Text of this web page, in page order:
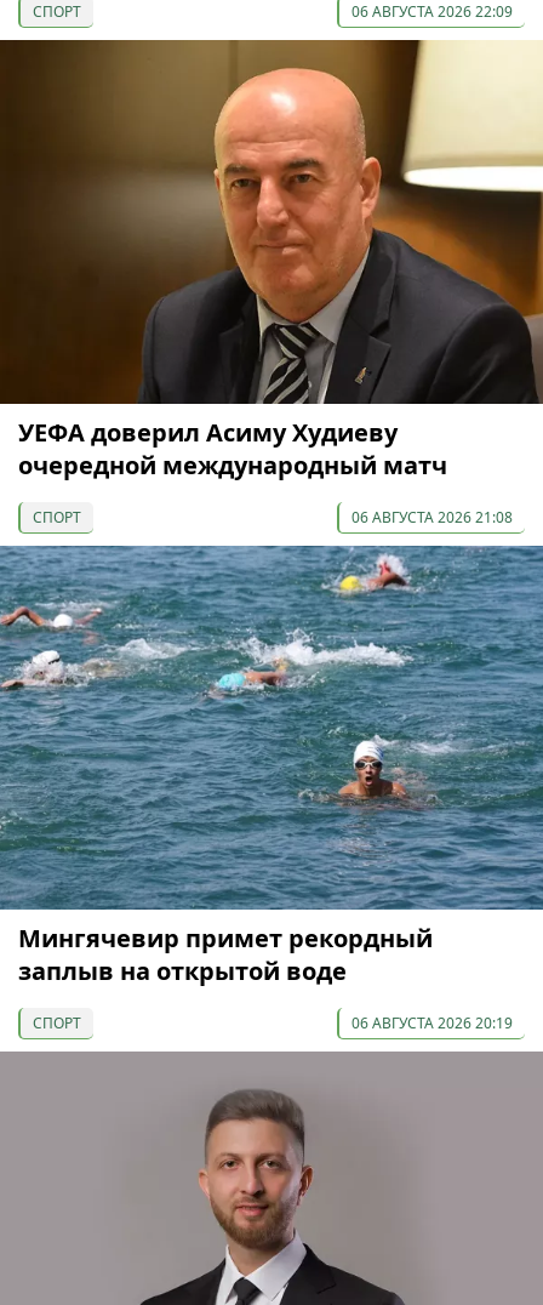
СПОРТ 06 АВГУСТА 2026 22:09
УЕФА доверил Асиму Худиеву
очередной международный матч
СПОРТ 06 АВГУСТА 2026 21:08
Мингячевир примет рекордный
заплыв на открытой воде
СПОРТ 06 АВГУСТА 2026 20:19